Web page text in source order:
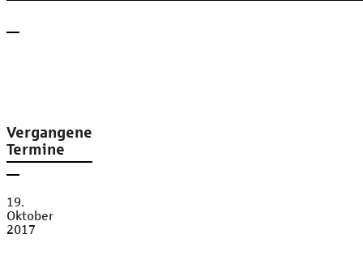
Vergangene
Termine
19.
Oktober
2017